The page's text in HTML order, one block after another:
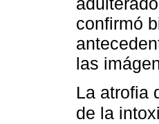
confirmó
las
La atrofia
de la